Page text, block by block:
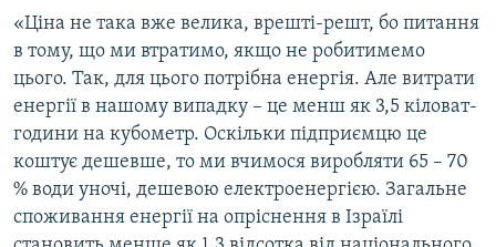
«Ціна не така вже велика, врешті-решт, бо питання
в тому, що ми втратимо, якщо не робитимемо
цього. Так, для цього потрібна енергія. Але витрати
енергії в нашому випадку – це менш як 3,5 кіловат-
години на кубометр. Оскільки підприємцю це
коштує дешевше, то ми вчимося виробляти 65 – 70
% води уночі, дешевою електроенергією. Загальне
споживання енергії на опріснення в Ізраїлі